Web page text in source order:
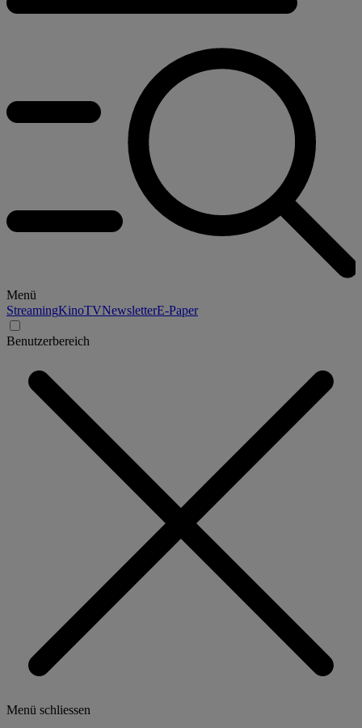
Menü
StreamingKinoTVNewsletterE-Paper
Benutzerbereich
Menü schliessen